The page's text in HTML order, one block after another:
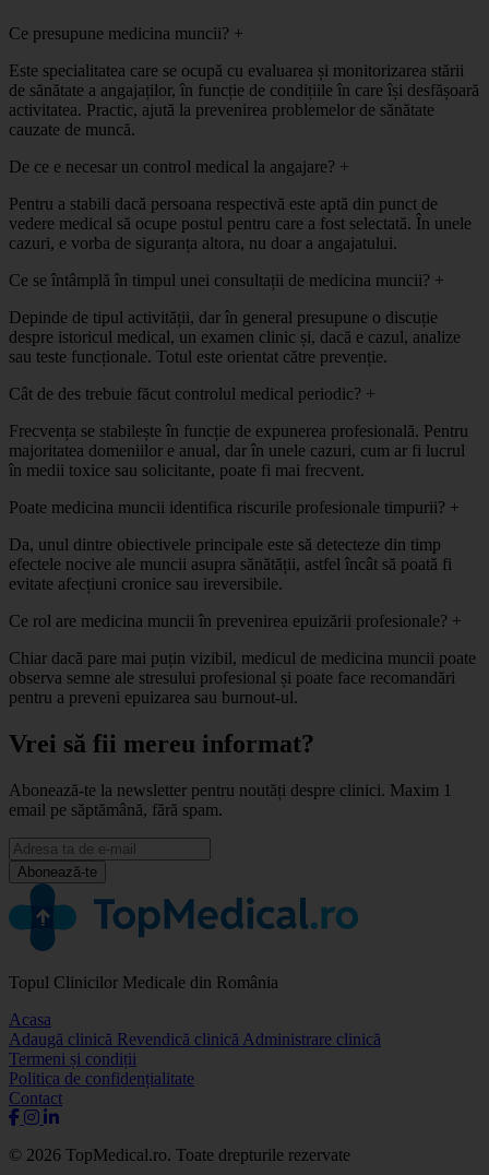
Ce presupune medicina muncii? +
Este specialitatea care se ocupă cu evaluarea și monitorizarea stării
de sănătate a angajaților, în funcție de condițiile în care își desfășoară
activitatea. Practic, ajută la prevenirea problemelor de sănătate
cauzate de muncă.
De ce e necesar un control medical la angajare? +
Pentru a stabili dacă persoana respectivă este aptă din punct de
vedere medical să ocupe postul pentru care a fost selectată. În unele
cazuri, e vorba de siguranța altora, nu doar a angajatului.
Ce se întâmplă în timpul unei consultații de medicina muncii? +
Depinde de tipul activității, dar în general presupune o discuție
despre istoricul medical, un examen clinic și, dacă e cazul, analize
sau teste funcționale. Totul este orientat către prevenție.
Cât de des trebuie făcut controlul medical periodic? +
Frecvența se stabilește în funcție de expunerea profesională. Pentru
majoritatea domeniilor e anual, dar în unele cazuri, cum ar fi lucrul
în medii toxice sau solicitante, poate fi mai frecvent.
Poate medicina muncii identifica riscurile profesionale timpurii? +
Da, unul dintre obiectivele principale este să detecteze din timp
efectele nocive ale muncii asupra sănătății, astfel încât să poată fi
evitate afecțiuni cronice sau ireversibile.
Ce rol are medicina muncii în prevenirea epuizării profesionale? +
Chiar dacă pare mai puțin vizibil, medicul de medicina muncii poate
observa semne ale stresului profesional și poate face recomandări
pentru a preveni epuizarea sau burnout-ul.
Vrei să fii mereu informat?
Abonează-te la newsletter pentru noutăți despre clinici. Maxim 1
email pe săptămână, fără spam.
Abonează-te
Topul Clinicilor Medicale din România
Acasa
Adaugă clinică Revendică clinică Administrare clinică
Termeni și condiții
Politica de confidențialitate
Contact
© 2026 TopMedical.ro. Toate drepturile rezervate